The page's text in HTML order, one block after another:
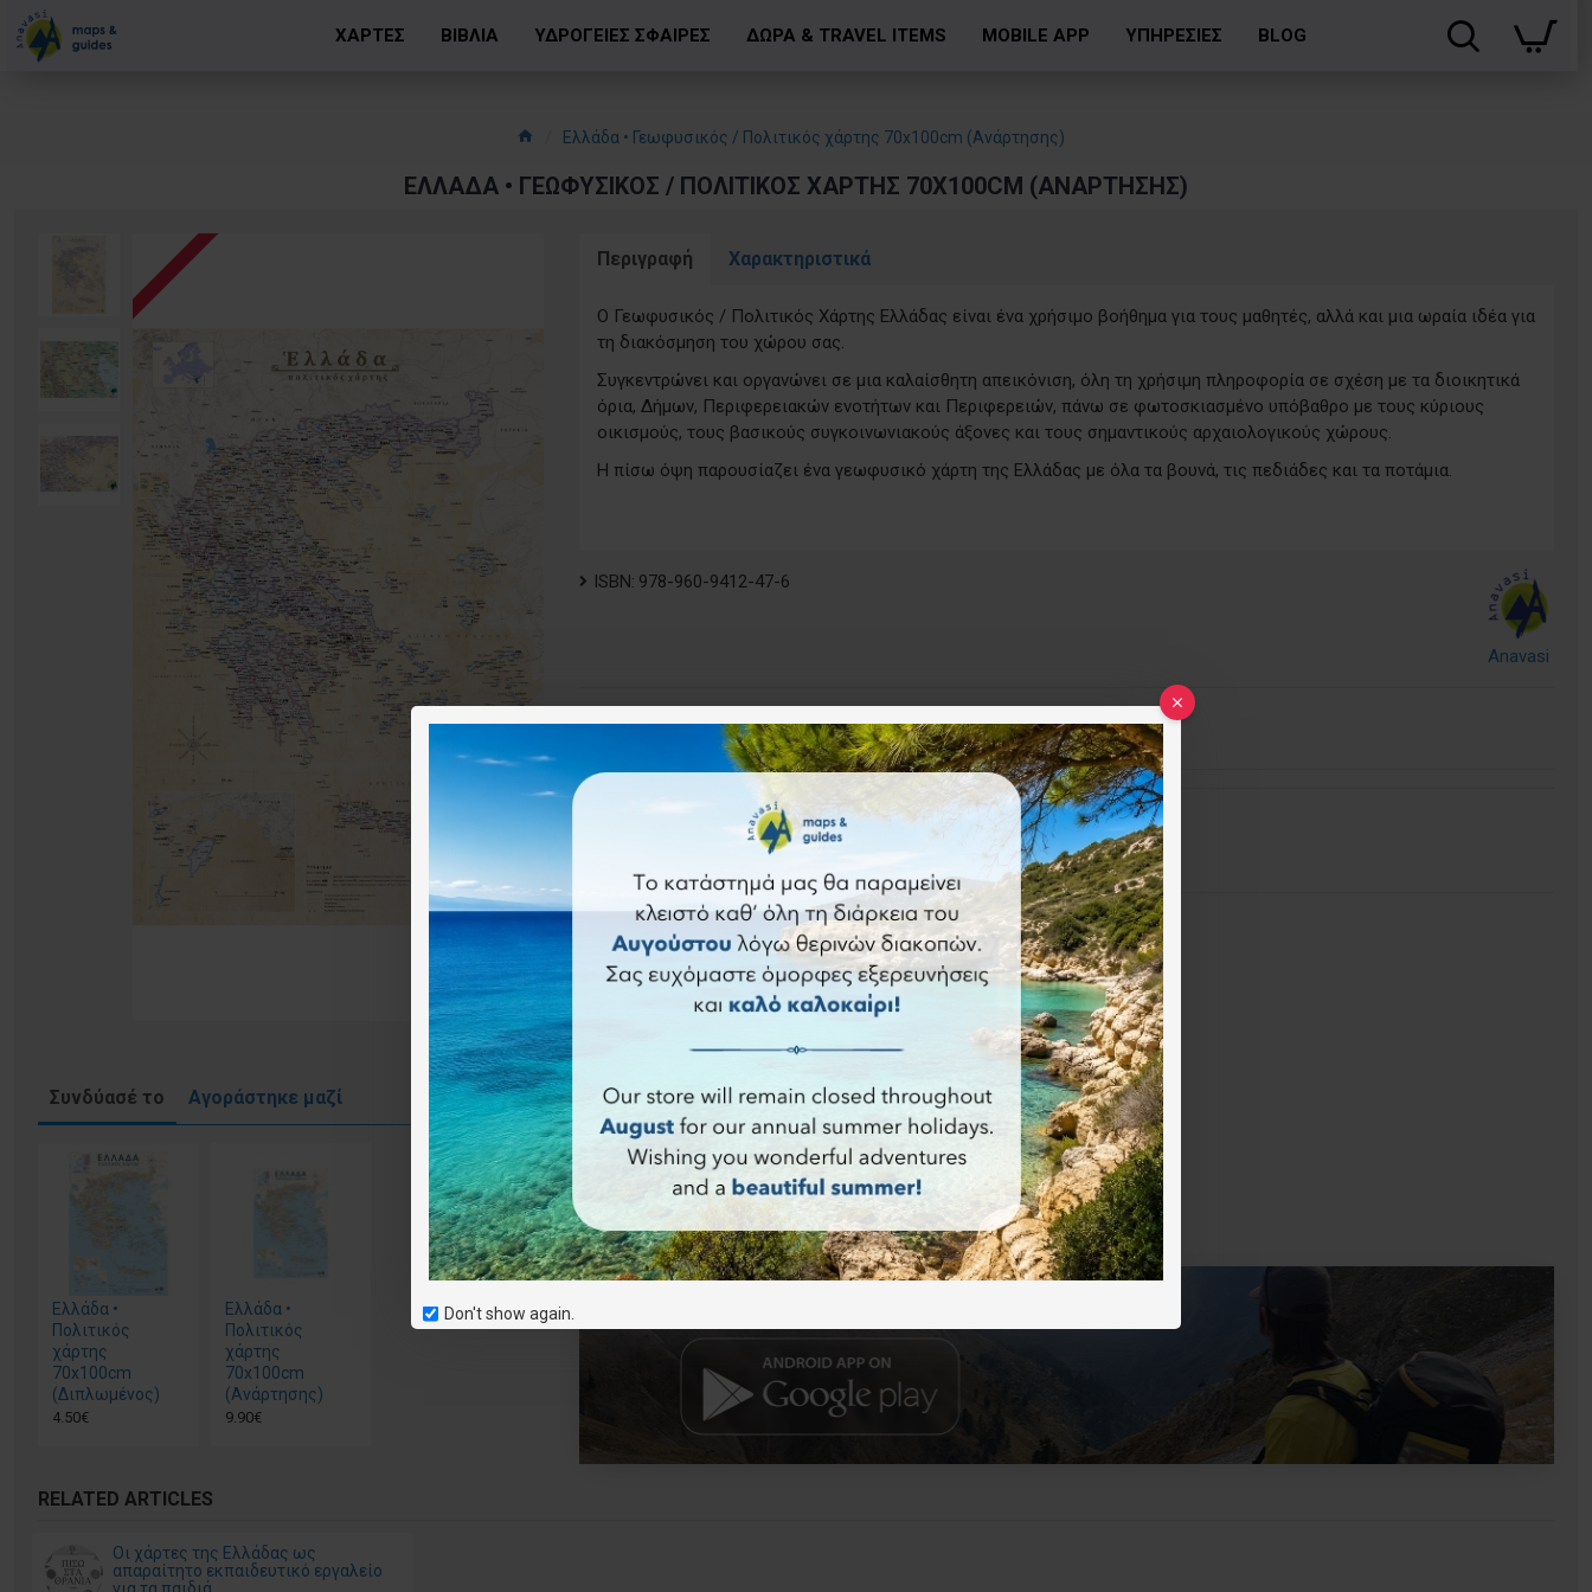
Don't show again.
ΧΑΡΤΕΣ ΒΙΒΛΙΑ ΥΔΡΟΓΕΙΕΣ ΣΦΑΙΡΕΣ ΔΩΡΑ & TRAVEL ITEMS MOBILE APP ΥΠΗΡΕΣΙΕΣ BLOG
Ελλάδα • Γεωφυσικός / Πολιτικός χάρτης 70x100cm (Ανάρτησης)
ΕΛΛΆΔΑ • ΓΕΩΦΥΣΙΚΌΣ / ΠΟΛΙΤΙΚΌΣ ΧΆΡΤΗΣ 70X100CM (ΑΝΆΡΤΗΣΗΣ)
Συνδύασέ το Αγοράστηκε μαζί
Ελλάδα •
Πολιτικός
χάρτης
70x100cm
(Διπλωμένος)
4.50€
Ελλάδα •
Πολιτικός
χάρτης
70x100cm
(Ανάρτησης)
9.90€
Περιγραφή Χαρακτηριστικά
Ο Γεωφυσικός / Πολιτικός Χάρτης Ελλάδας είναι ένα χρήσιμο βοήθημα για τους μαθητές, αλλά και μια ωραία ιδέα για
τη διακόσμηση του χώρου σας.
Συγκεντρώνει και οργανώνει σε μια καλαίσθητη απεικόνιση, όλη τη χρήσιμη πληροφορία σε σχέση με τα διοικητικά
όρια, Δήμων, Περιφερειακών ενοτήτων και Περιφερειών, πάνω σε φωτοσκιασμένο υπόβαθρο με τους κύριους
οικισμούς, τους βασικούς συγκοινωνιακούς άξονες και τους σημαντικούς αρχαιολογικούς χώρους.
Η πίσω όψη παρουσίαζει ένα γεωφυσικό χάρτη της Ελλάδας με όλα τα βουνά, τις πεδιάδες και τα ποτάμια.
ISBN: 978-960-9412-47-6
Anavasi
9.90€
Καλάθι Άμεση αγορά Ερώτηση
Επιθυμητό
RELATED ARTICLES
Οι χάρτες της Ελλάδας ως
απαραίτητο εκπαιδευτικό εργαλείο
για τα παιδιά.